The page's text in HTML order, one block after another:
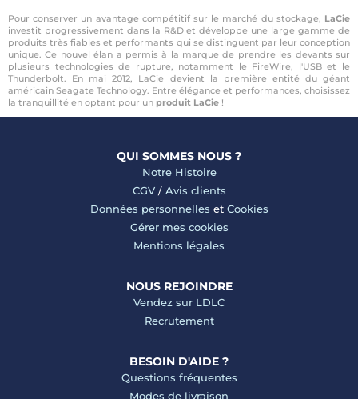
Pour conserver un avantage compétitif sur le marché du stockage, LaCie
investit progressivement dans la R&D et développe une large gamme de
produits très fiables et performants qui se distinguent par leur conception
unique. Ce nouvel élan a permis à la marque de prendre les devants sur
plusieurs technologies de rupture, notamment le FireWire, l'USB et le
Thunderbolt. En mai 2012, LaCie devient la première entité du géant
américain Seagate Technology. Entre élégance et performances, choisissez
la tranquillité en optant pour un produit LaCie !
QUI SOMMES NOUS ?
Notre Histoire
CGV/ Avis clients
Données personnelles et Cookies
Gérer mes cookies
Mentions légales
NOUS REJOINDRE
Vendez sur LDLC
Recrutement
BESOIN D'AIDE ?
Questions fréquentes
Modes de livraison